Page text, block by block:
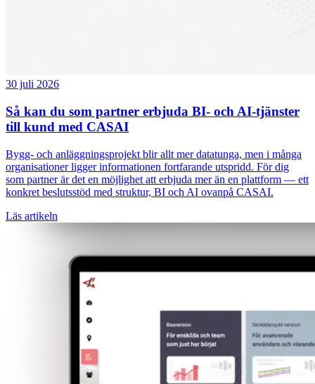
30 juli 2026
Så kan du som partner erbjuda BI- och AI-tjänster
till kund med CASAI
Bygg- och anläggningsprojekt blir allt mer datatunga, men i många
organisationer ligger informationen fortfarande utspridd. För dig
som partner är det en möjlighet att erbjuda mer än en plattform — ett
konkret beslutsstöd med struktur, BI och AI ovanpå CASAI.
Läs artikeln